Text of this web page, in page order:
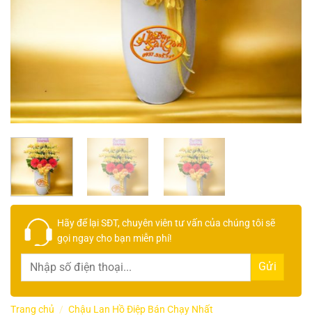
Hãy để lạiSĐT, chuyên viên tư vấn của chúng tôi sẽ
gọi ngay cho bạn miễn phí!
Trang chủ / Chậu Lan Hồ Điệp Bán Chạy Nhất